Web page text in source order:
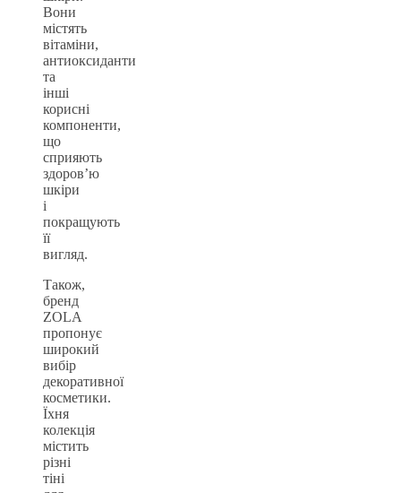
Вони
містять
вітаміни,
антиоксиданти
та
інші
корисні
компоненти,
що
сприяють
здоров’ю
шкіри
і
покращують
її
вигляд.
Також,
бренд
ZOLA
пропонує
широкий
вибір
декоративної
косметики.
Їхня
колекція
містить
різні
тіні